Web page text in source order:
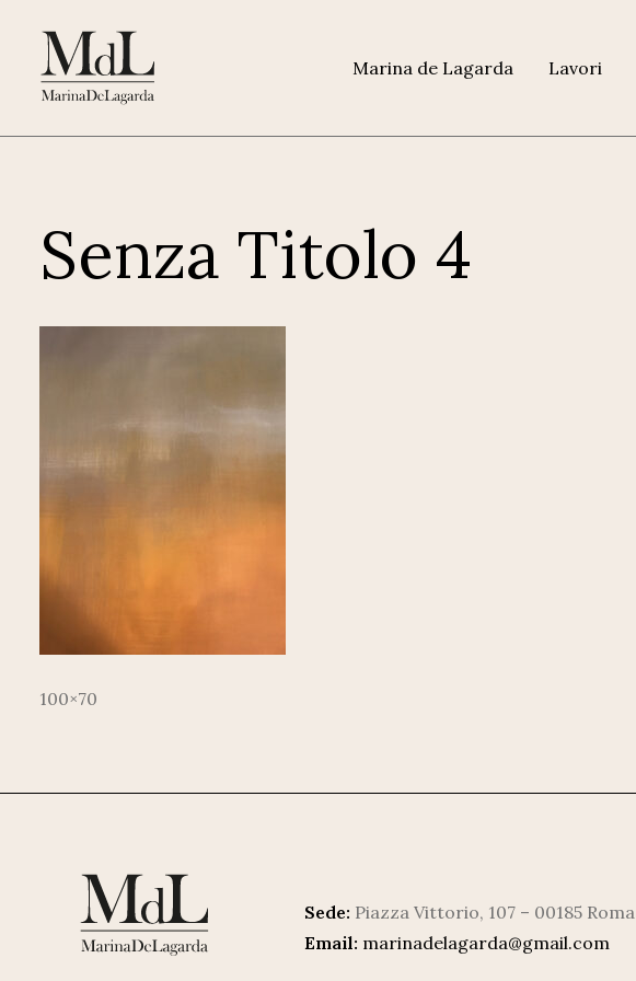
Marina de Lagarda Lavori
Senza Titolo 4
100×70
Sede: Piazza Vittorio, 107 – 00185 Roma
Email: marinadelagarda@gmail.com